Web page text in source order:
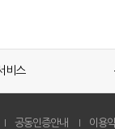
비스
공동인증안내 이용